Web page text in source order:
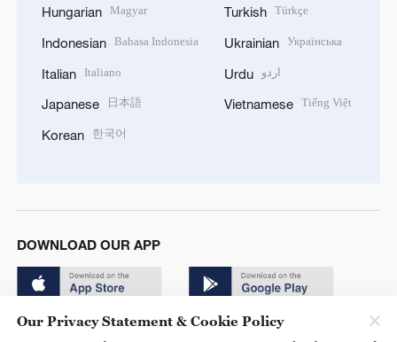
Hungarian Magyar
Indonesian Bahasa Indonesia
Italian Italiano
Japanese 日本語
Korean 한국어
Turkish Türkçe
Ukrainian Українська
Urdu اردو
Vietnamese Tiếng Việt
DOWNLOAD OUR APP
Our Privacy Statement & Cookie Policy